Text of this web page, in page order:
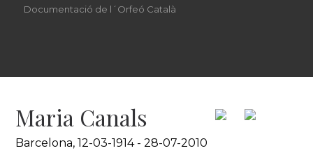
Documentació de l´Orfeó Català
Maria Canals
Barcelona, 12-03-1914 - 28-07-2010